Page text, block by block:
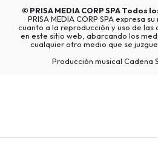
© PRISA MEDIA CORP SPATodos
PRISA MEDIA CORP SPA expresa
cuanto a la reproducción y uso de
en este sitio web, abarcando los
cualquier otro medio que se
Producción musical Cadena